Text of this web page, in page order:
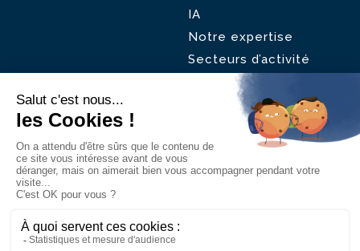
IA
Notre expertise
Secteurs d’activité
Nous rejoindre
Contact
Nos actualités
Nous contacter
Informations
Mentions légales
Données personnelles
Une réalisation